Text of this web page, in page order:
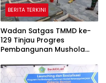
BERITA TERKINI
Wadan Satgas TMMD ke-
129 Tinjau Progres
Pembangunan Mushola